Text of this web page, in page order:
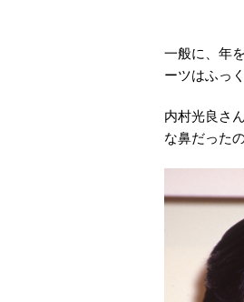
一般に、年
ーツはふっ
内村光良さ
な鼻だった